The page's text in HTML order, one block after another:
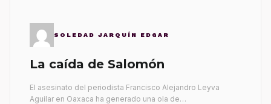
SOLEDAD JARQUÍN EDGAR
La caída de Salomón
El asesinato del periodista Francisco Alejandro Leyva
Aguilar en Oaxaca ha generado una ola de…